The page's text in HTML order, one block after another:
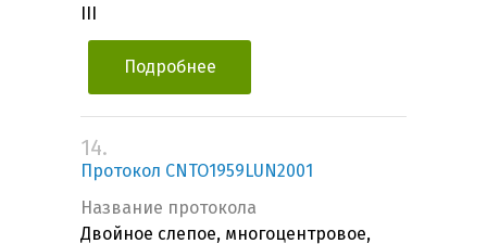
Подробнее
14.
Протокол CNTO1959LUN2001
Название протокола
Двойное слепое, многоцентровое,